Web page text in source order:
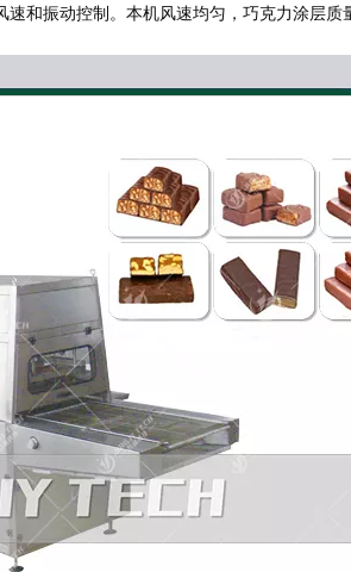
和振动控制。本机风速均匀，巧克力涂层质